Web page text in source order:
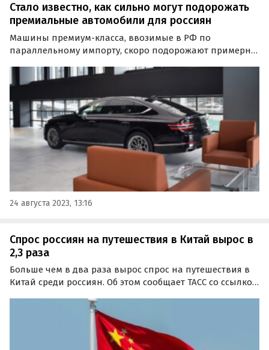
Стало известно, как сильно могут подорожать
премиальные автомобили для россиян
Машины премиум-класса, ввозимые в РФ по
параллельному импорту, скоро подорожают примерно
дня» со ссылкой на директора департамента по выкупу
ГК «Автодом» и ГК «АвтоСпецЦентр» Владимира
Желобова.
24 августа 2023, 13:16
Спрос россиян на путешествия в Китай вырос в
2,3 раза
Больше чем в два раза вырос спрос на путешествия в
Китай среди россиян. Об этом сообщает ТАСС со ссылкой
«Яндекс Путешествия».